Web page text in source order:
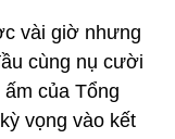
vài giờ nhưng
cùng nụ cười
của Tổng
vọng vào kết